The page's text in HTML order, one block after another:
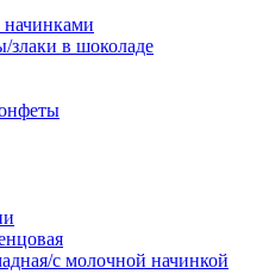
злаки в шоколаде
с молочной начинкой